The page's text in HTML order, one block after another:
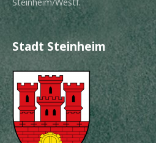
Stadt Steinheim